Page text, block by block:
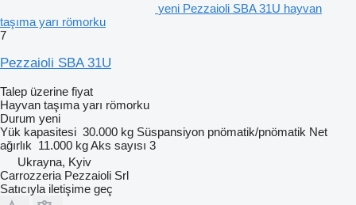
yeni Pezzaioli SBA 31U hayvan
taşıma yarı römorku
7
Pezzaioli SBA 31U
Talep üzerine fiyat
Hayvan taşıma yarı römorku
Durum yeni
Yük kapasitesi 30.000 kg Süspansiyon pnömatik/pnömatik Net
ağırlık 11.000 kgAks sayısı 3
Ukrayna, Kyiv
Carrozzeria Pezzaioli Srl
Satıcıyla iletişime geç